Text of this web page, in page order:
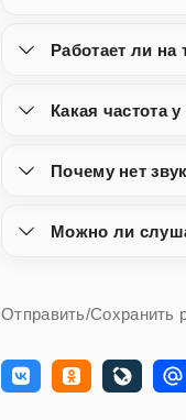
Работает ли
Какая частота
Почему нет
Можно ли
Отправить/Сохранить